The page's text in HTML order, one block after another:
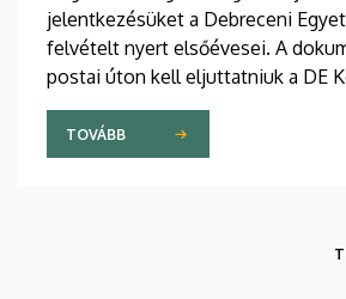
jelentkezésüket a Debreceni
felvételt nyert elsőévesei. A
postai úton kell eljuttatniuk a DE
Felvételi és Szociális Iroda címére.
férőhelyekről a gólyák a
Szociális Bizottság döntését
TOVÁBB